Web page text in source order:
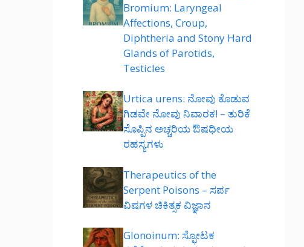
Bromium: Laryngeal
Affections, Croup,
Diphtheria and Stony Hard
Glands of Parotids,
Testicles
Urtica urens: ನೋವು ಕೊಡುವ
ಗಿಡವೇ ನೋವು ನಿವಾರಕ! – ತುರಿಕೆ
ಸೊಪ್ಪಿನ ಅಚ್ಚರಿಯ ಔಷಧೀಯ
ರಹಸ್ಯಗಳು
Therapeutics of the
Serpent Poisons – ಸರ್ಪ
ವಿಷಗಳ ಚಿಕಿತ್ಸಕ ವಿಜ್ಞಾನ
Glonoinum: ಸ್ಫೋಟಕ